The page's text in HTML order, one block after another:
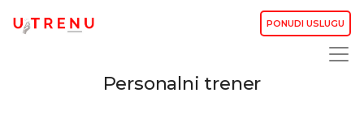
PONUDI USLUGU
Personalni trener